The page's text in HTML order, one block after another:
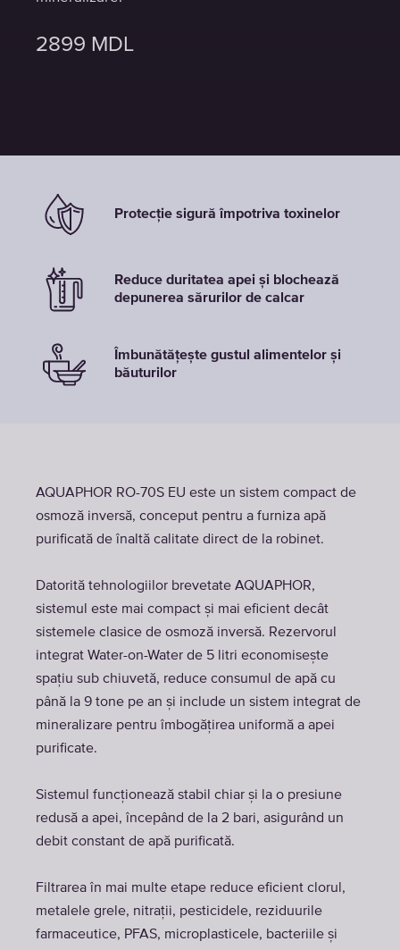
2899 MDL
2899 MDL
2899 MDL
Protecție sigură împotriva toxinelor
Reduce duritatea apei și blochează
depunerea sărurilor de calcar
Îmbunătățește gustul alimentelor și
băuturilor
AQUAPHOR RO-70S EU este un sistem compact de
osmoză inversă, conceput pentru a furniza apă
purificată de înaltă calitate direct de la robinet.
Datorită tehnologiilor brevetate AQUAPHOR,
sistemul este mai compact și mai eficient decât
sistemele clasice de osmoză inversă. Rezervorul
integrat Water-on-Water de 5 litri economisește
spațiu sub chiuvetă, reduce consumul de apă cu
până la 9 tone pe an și include un sistem integrat de
mineralizare pentru îmbogățirea uniformă a apei
purificate.
Sistemul funcționează stabil chiar și la o presiune
redusă a apei, începând de la 2 bari, asigurând un
debit constant de apă purificată.
Filtrarea în mai multe etape reduce eficient clorul,
metalele grele, nitrații, pesticidele, reziduurile
farmaceutice, PFAS, microplasticele, bacteriile și